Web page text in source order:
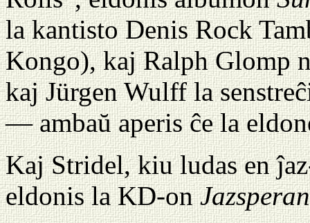
la kantisto Denis Rock
Kongo), kaj Ralph Glomp
kaj Jürgen Wulff la
— ambaŭ aperis ĉe la
Kaj Stridel, kiu ludas en
eldonis la KD-on